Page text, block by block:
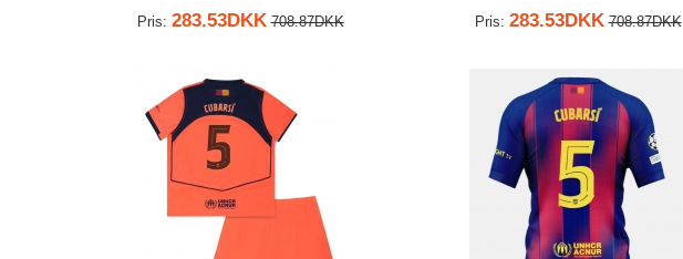
Pris: 283.53DKK 708.87DKK Pris: 283.53DKK 708.87DKK